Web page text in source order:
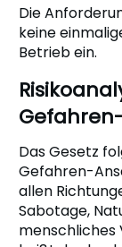
Die
keine
Betrieb ein.
Das Gesetz
Gefahren-
allen
Sabotage,
menschliches